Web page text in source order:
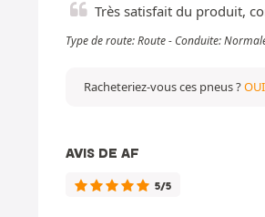
Très satisfait du produit,
Type de route: Route - Conduite:
Racheteriez-vous ces pneus ?OUI
AVIS DE AF
5/5